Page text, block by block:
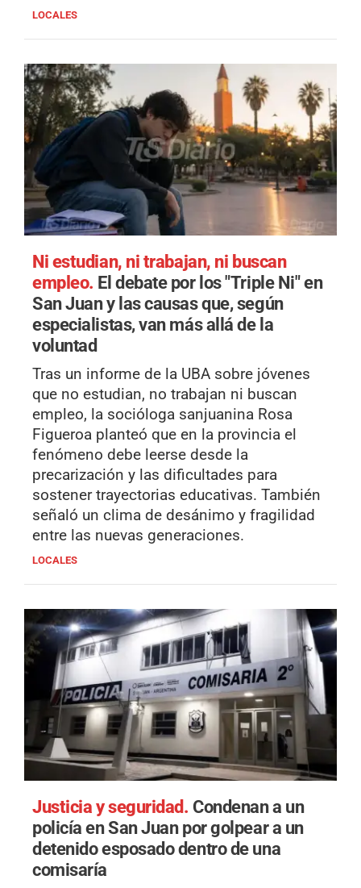
LOCALES
Ni estudian, ni trabajan, ni buscan
empleo. El debate por los "Triple Ni" en
San Juan y las causas que, según
especialistas, van más allá de la
voluntad
Tras un informe de la UBA sobre jóvenes
que no estudian, no trabajan ni buscan
empleo, la socióloga sanjuanina Rosa
Figueroa planteó que en la provincia el
fenómeno debe leerse desde la
precarización y las dificultades para
sostener trayectorias educativas. También
señaló un clima de desánimo y fragilidad
entre las nuevas generaciones.
LOCALES
Justicia y seguridad. Condenan a un
policía en San Juan por golpear a un
detenido esposado dentro de una
comisaría